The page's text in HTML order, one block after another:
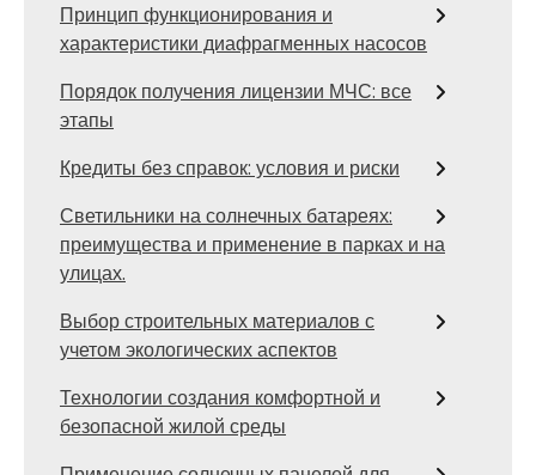
Принцип функционирования и
характеристики диафрагменных насосов
Порядок получения лицензии МЧС: все
этапы
Кредиты без справок: условия и риски
Светильники на солнечных батареях:
преимущества и применение в парках и на
улицах.
Выбор строительных материалов с
учетом экологических аспектов
Технологии создания комфортной и
безопасной жилой среды